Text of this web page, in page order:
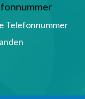
Telefonnummer